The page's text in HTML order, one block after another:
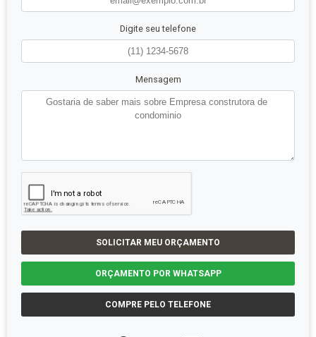
Digite seu telefone
Mensagem
SOLICITAR MEU ORÇAMENTO
ORÇAMENTO POR WHATSAPP
COMPRE PELO TELEFONE